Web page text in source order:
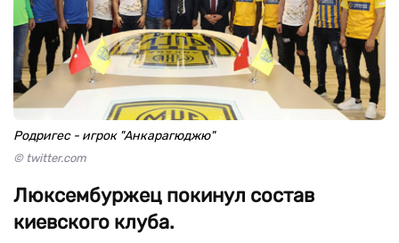
Родригес - игрок "Анкарагюджю"
© twitter.com
Люксембуржец покинул состав
киевского клуба.